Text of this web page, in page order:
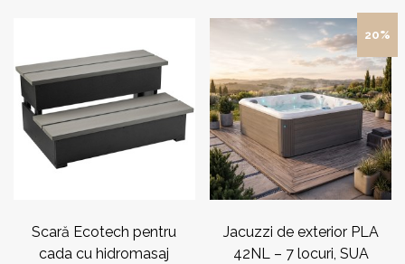
Scară Ecotech pentru
cada cu hidromasaj
are
mai
multe
variații.
Opțiunile
pagina
produsului.
20%
Jacuzzi de exterior PLA
42NL – 7 locuri, SUA